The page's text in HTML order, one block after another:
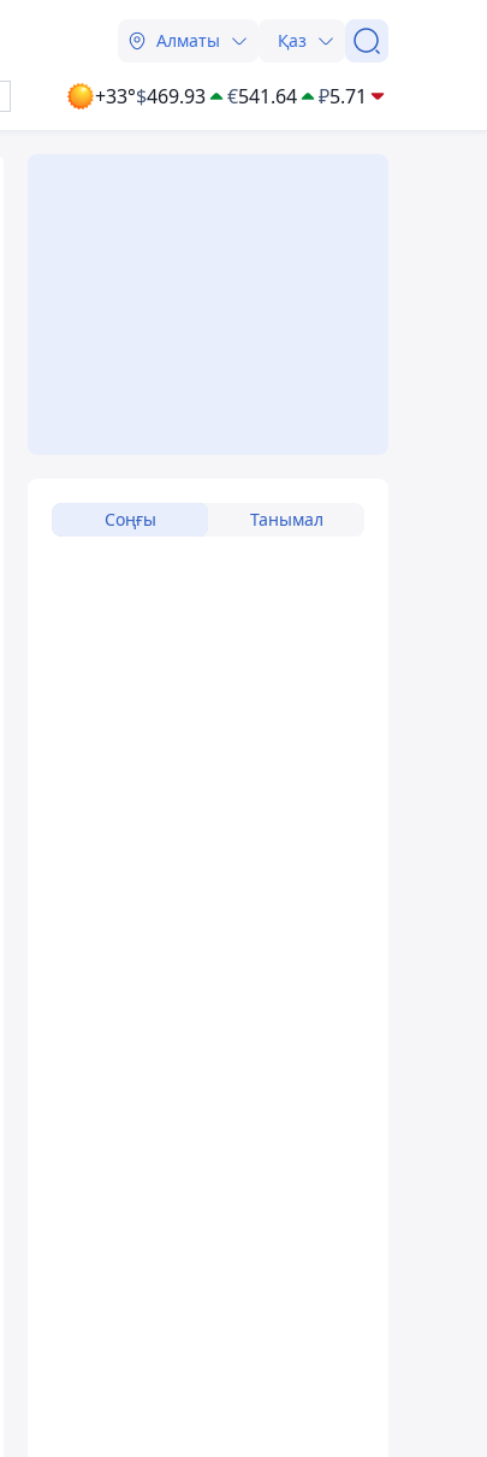
Алматы Қаз
+33°$469.93 €541.64 ₽5.71
Соңғы Танымал